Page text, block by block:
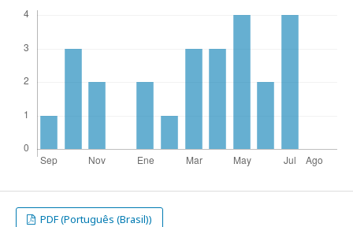
PDF (Português (Brasil))